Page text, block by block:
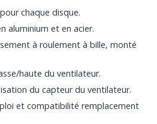
chaque disque.
aluminium et en acier.
à roulement à bille, monté
haute du ventilateur.
du capteur du ventilateur.
et compatibilité remplacement